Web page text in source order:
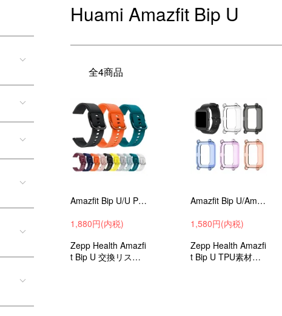
Huami Amazfit Bip U
全4商品
Amazfit Bip U/U Pro/S ベルト バンド 交換 シリコン 6色 Quick Release バンド 20mm Sports(クイックリリースバンド)
1,880円(内税)
Zepp Health Amazfi
t Bip U 交換リスト
Amazfit Bip U/Amazfit Bip U Pro クリアケース/カバー 保護ケース カバー ソフトTPU プロテクターカバー 耐衝撃 ソフトケース 液晶面保護無し
1,580円(内税)
Zepp Health Amazfi
t Bip U TPU素材の